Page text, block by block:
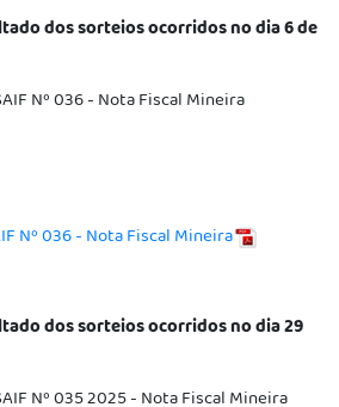
dos sorteios ocorridos no dia 6 de
Nº 036 - Nota Fiscal Mineira
Nº 036 - Nota Fiscal Mineira
dos sorteios ocorridos no dia 29
Nº 035 2025 - Nota Fiscal Mineira